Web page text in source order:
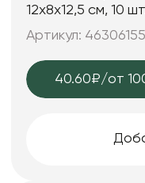
12х8х12,5 см, 10
Артикул:
40.60₽/от